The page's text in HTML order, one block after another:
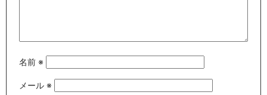
名前※
メール※